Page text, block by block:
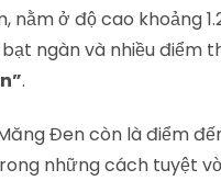
nằm ở độ cao khoảng
ngàn và nhiều điểm
.
Đen còn là điểm
những cách tuyệt